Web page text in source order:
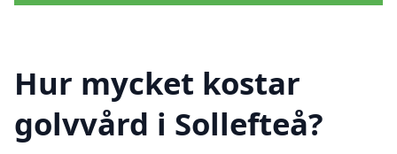
Hur mycket kostar
golvvård i Sollefteå?